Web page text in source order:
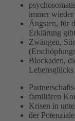
immer wieder
Ängsten, für
Erklärung gibt
Zwängen,
Blockaden,
familiären
Krisen in
der